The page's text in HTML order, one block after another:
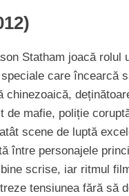
Statham joacă rolul
care încearcă
chinezoaică,
de mafie, poliție
scene de luptă
între personajele
scrise, iar ritmul
tensiunea fără să